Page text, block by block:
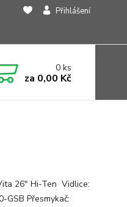
Přihlášení
0ks
za 0,00 Kč
26" Hi-Ten Vidlice:
GSB Přesmykač: